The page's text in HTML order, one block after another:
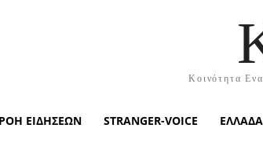
Κοινότητα
ΡΟΉ ΕΙΔΉΣΕΩΝ STRANGER-VOICE ΕΛΛΑΔΑ